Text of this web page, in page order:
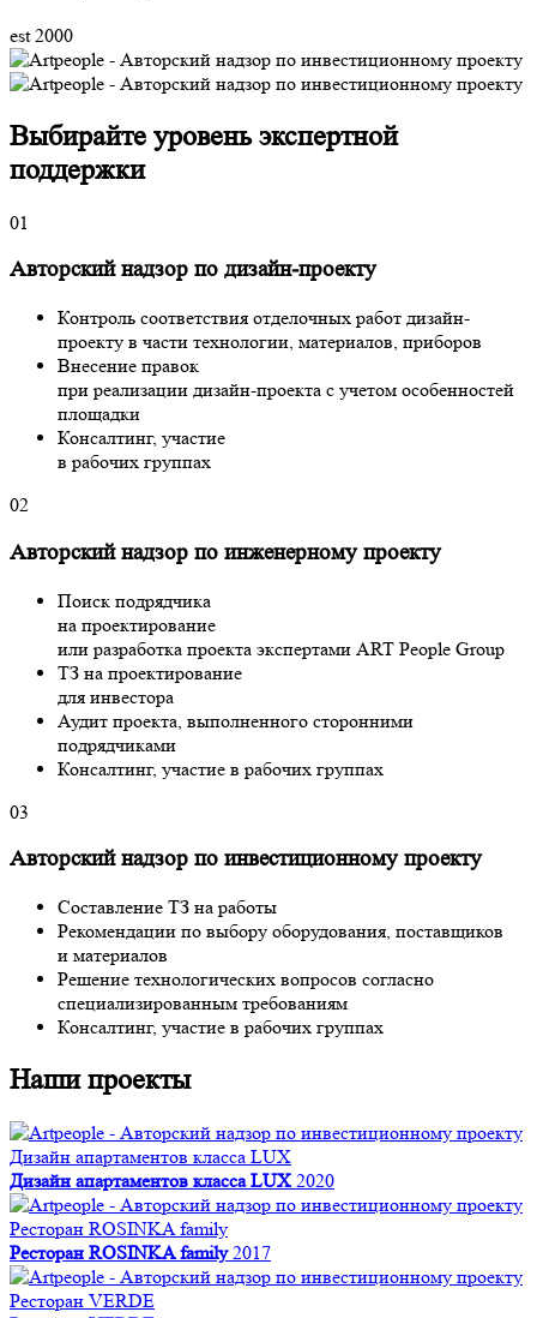
est 2000
Выбирайте уровень экспертной
поддержки
01
Авторский надзор по дизайн-проекту
Контроль соответствия отделочных работ дизайн-
проекту в части технологии, материалов, приборов
Внесение правок
при реализации дизайн-проекта с учетом особенностей
площадки
Консалтинг, участие
в рабочих группах
02
Авторский надзор по инженерному проекту
Поиск подрядчика
на проектирование
или разработка проекта экспертами ART People Group
ТЗ на проектирование
для инвестора
Аудит проекта, выполненного сторонними
подрядчиками
Консалтинг, участие в рабочих группах
03
Авторский надзор по инвестиционному проекту
Составление ТЗ на работы
Рекомендации по выбору оборудования, поставщиков
и материалов
Решение технологических вопросов согласно
специализированным требованиям
Консалтинг, участие в рабочих группах
Наши проекты
Дизайн апартаментов класса LUX
Дизайн апартаментов класса LUX 2020
Ресторан ROSINKA family
Ресторан ROSINKA family 2017
Ресторан VERDE